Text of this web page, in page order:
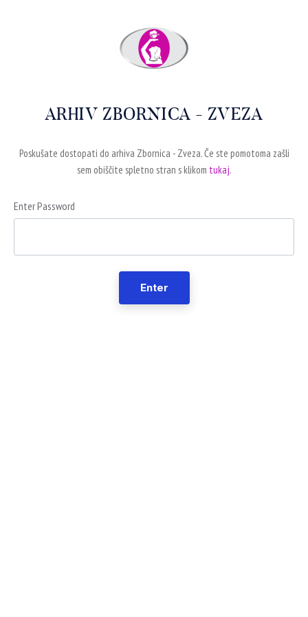
ARHIV ZBORNICA - ZVEZA
Poskušate dostopati do arhiva Zbornica - Zveza. Če ste pomotoma zašli
sem obiščite spletno stran s klikom tukaj.
Enter Password
Enter